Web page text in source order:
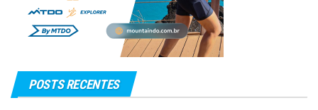
POSTS RECENTES